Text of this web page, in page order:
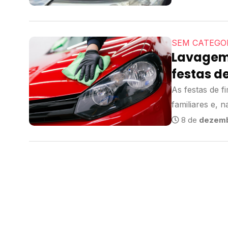
SEM
festas
As festas de
familiares e,
estética
8 de